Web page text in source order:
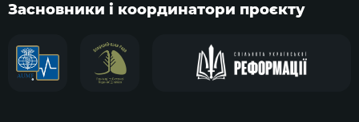
Засновники і координатори проєкту